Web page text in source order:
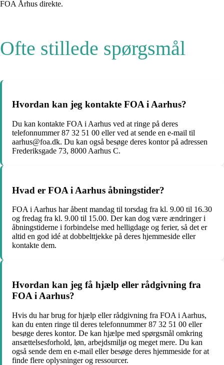
FOA Århus direkte.
Ofte stillede spørgsmål
Hvordan kan jeg kontakte FOA i Aarhus?
Du kan kontakte FOA i Aarhus ved at ringe på deres
telefonnummer 87 32 51 00 eller ved at sende en e-mail til
aarhus@foa.dk. Du kan også besøge deres kontor på adressen
Frederiksgade 73, 8000 Aarhus C.
Hvad er FOA i Aarhus åbningstider?
FOA i Aarhus har åbent mandag til torsdag fra kl. 9.00 til 16.30
og fredag fra kl. 9.00 til 15.00. Der kan dog være ændringer i
åbningstiderne i forbindelse med helligdage og ferier, så det er
altid en god idé at dobbelttjekke på deres hjemmeside eller
kontakte dem.
Hvordan kan jeg få hjælp eller rådgivning fra
FOA i Aarhus?
Hvis du har brug for hjælp eller rådgivning fra FOA i Aarhus,
kan du enten ringe til deres telefonnummer 87 32 51 00 eller
besøge deres kontor. De kan hjælpe med spørgsmål omkring
ansættelsesforhold, løn, arbejdsmiljø og meget mere. Du kan
også sende dem en e-mail eller besøge deres hjemmeside for at
finde flere oplysninger og ressourcer.